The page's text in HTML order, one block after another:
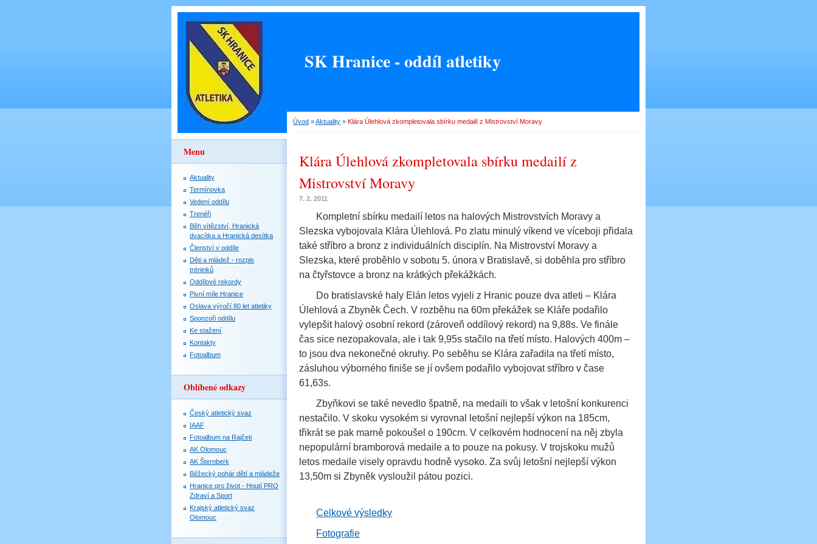
SK Hranice - oddíl atletiky
Úvod »Aktuality » Klára Úlehlová zkompletovala sbírku medailí z Mistrovství Moravy
Klára Úlehlová zkompletovala sbírku medailí z
Mistrovství Moravy
7. 2. 2011
Kompletní sbírku medailí letos na halových Mistrovstvích Moravy a
Slezska vybojovala Klára Úlehlová. Po zlatu minulý víkend ve víceboji přidala
také stříbro a bronz z individuálních disciplín. Na Mistrovství Moravy a
Slezska, které proběhlo v sobotu 5. února v Bratislavě, si doběhla pro stříbro
na čtyřstovce a bronz na krátkých překážkách.
Do bratislavské haly Elán letos vyjeli z Hranic pouze dva atleti – Klára
Úlehlová a Zbyněk Čech. V rozběhu na 60m překážek se Kláře podařilo
vylepšit halový osobní rekord (zároveň oddílový rekord) na 9,88s. Ve finále
čas sice nezopakovala, ale i tak 9,95s stačilo na třetí místo. Halových 400m –
to jsou dva nekonečné okruhy. Po seběhu se Klára zařadila na třetí místo,
zásluhou výborného finiše se jí ovšem podařilo vybojovat stříbro v čase
61,63s.
Zbyňkovi se také nevedlo špatně, na medaili to však v letošní konkurenci
nestačilo. V skoku vysokém si vyrovnal letošní nejlepší výkon na 185cm,
třikrát se pak marně pokoušel o 190cm. V celkovém hodnocení na něj zbyla
nepopulární bramborová medaile a to pouze na pokusy. V trojskoku mužů
letos medaile visely opravdu hodně vysoko. Za svůj letošní nejlepší výkon
13,50m si Zbyněk vysloužil pátou pozici.
Celkové výsledky
Fotografie
Menu
Aktuality
Termínovka
Vedení oddílu
Trenéři
Běh vítězství, Hranická
dvacítka a Hranická desítka
Členství v oddíle
Děti a mládež - rozpis
tréninků
Oddílové rekordy
Pivní míle Hranice
Oslava výročí 80 let atletiky
Sponzoři oddílu
Ke stažení
Kontakty
Fotoalbum
Oblíbené odkazy
Český atletický svaz
IAAF
Fotoalbum na Rajčeti
AK Olomouc
AK Šternberk
Běžecký pohár dětí a mládeže
Hranice pro život - Hnutí PRO
Zdraví a Sport
Krajský atletický svaz
Olomouc